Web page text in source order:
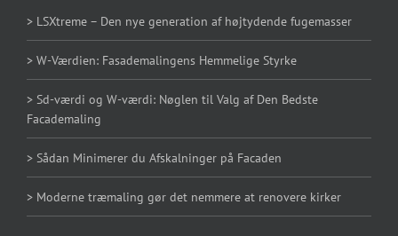
> LSXtreme – Den nye generation af højtydende fugemasser
> W-Værdien: Fasademalingens Hemmelige Styrke
> Sd-værdi og W-værdi: Nøglen til Valg af Den Bedste
Facademaling
> Sådan Minimerer du Afskalninger på Facaden
> Moderne træmaling gør det nemmere at renovere kirker